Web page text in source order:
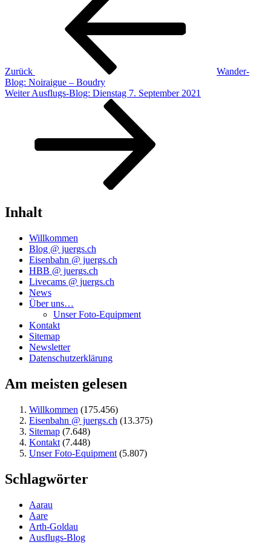
Zurück
Wander-
Blog: Noiraigue – Boudry
Nächster
Weiter Ausflugs-Blog: Dienstag 7. September 2021
Inhalt
Willkommen
Blog @ juergs.ch
Eisenbahn @ juergs.ch
HBB @ juergs.ch
Livecams @ juergs.ch
News
Über uns…
Unser Foto-Equipment
Kontakt
Sitemap
Newsletter
Datenschutzerklärung
Am meisten gelesen
Willkommen (175.456)
Eisenbahn @ juergs.ch (13.375)
Sitemap (7.648)
Kontakt (7.448)
Unser Foto-Equipment (5.807)
Schlagwörter
Aarau
Aare
Arth-Goldau
Ausflugs-Blog